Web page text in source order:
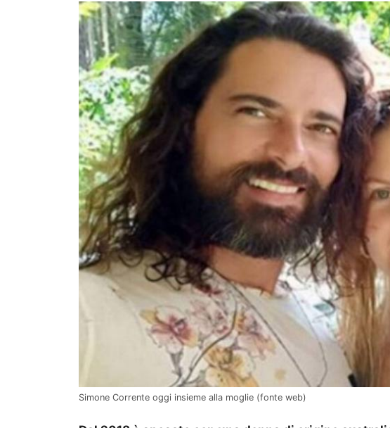
Simone Corrente oggi insieme alla moglie (fonte web)